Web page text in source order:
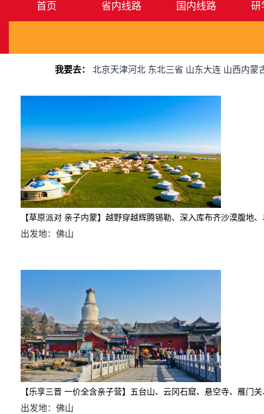
首页 省内线路 国内线路 研
我要去： 北京天津河北 东北三省 山东大连 山西内蒙
【草原派对 亲子内蒙】越野穿越辉腾锡勒、深入库布齐沙漠腹地
出发地：佛山
【乐享三晋 一价全含亲子营】五台山、云冈石窟、悬空寺、雁门
出发地：佛山